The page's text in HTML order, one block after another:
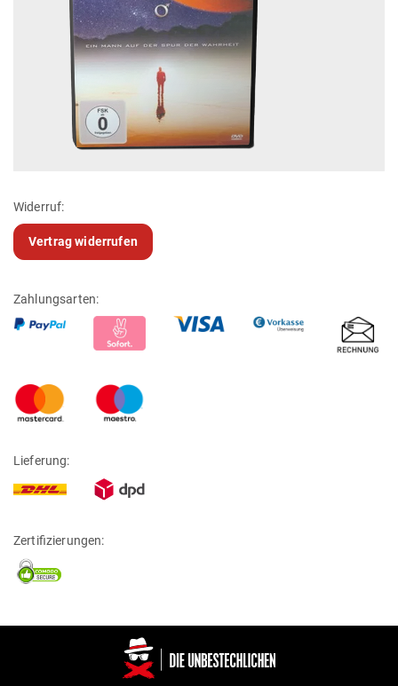
Widerruf:
Vertrag widerrufen
Zahlungsarten:
Lieferung:
Zertifizierungen: